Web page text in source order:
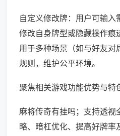
自定义修改牌：用户可输入
修改自身牌型或隐藏操作痕
用于多种场景（如与好友对
规则，维护公平环境。
聚焦相关游戏功能优势与特
麻将传奇有挂吗；支持透视
略、暗杠优化、提高好牌率